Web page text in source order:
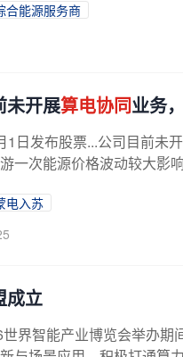
合能源服务商
未开展算电协同业务
1日发布股票...公司目前未
一次能源价格波动较大影
电入苏
成立
界智能产业博览会举办期